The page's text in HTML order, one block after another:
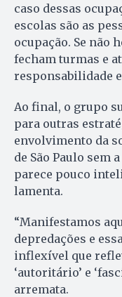
caso dessas
escolas são as
ocupação. Se não
fecham turmas e
responsabilidade
Ao final, o grupo
para outras
envolvimento da
de São Paulo sem
parece pouco
lamenta.
“Manifestamos
depredações e
inflexível que
‘autoritário’ e
arremata.